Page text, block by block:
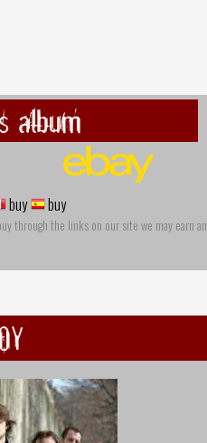
album
buy buy
through the links on our site we may earn an